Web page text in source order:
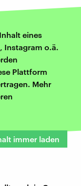
eines
Instagram o.ä.
Plattform
Mehr
immer laden